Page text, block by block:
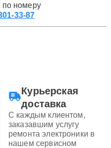
по номеру
33-87
Курьерская
доставка
С каждым клиентом,
заказавшим услугу
ремонта электроники в
нашем сервисном